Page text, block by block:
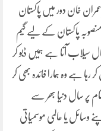
خان دور میں پاکستان
پاکستان کے لیے گیم
سیلاب آتا ہے ہمیں ڈبو کر
رہا ہے وہ ہمارا فائدہ بھی کر
پر سال دنیا بھر سے
یا عالمی موسمیاتی